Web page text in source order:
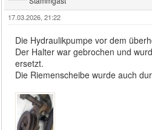
17.03.2026, 21:22
Die Hydraulikpumpe vor dem
Der Halter war gebrochen und
ersetzt.
Die Riemenscheibe wurde auch